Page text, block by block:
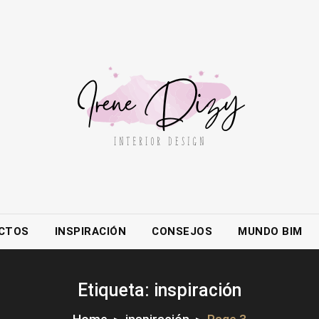
INSPIRACIÓN CONSEJOS MUNDO BIM
Etiqueta: inspiración